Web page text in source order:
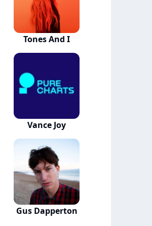
Tones And I
Vance Joy
Gus Dapperton